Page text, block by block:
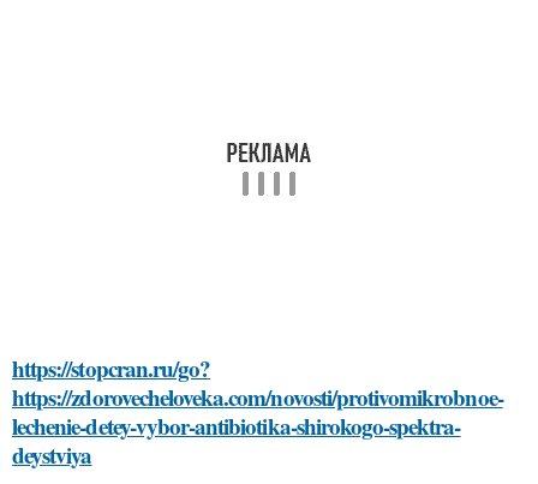
https://stopcran.ru/go?
https://zdorovecheloveka.com/novosti/protivomikrobnoe-
lechenie-detey-vybor-antibiotika-shirokogo-spektra-
deystviya